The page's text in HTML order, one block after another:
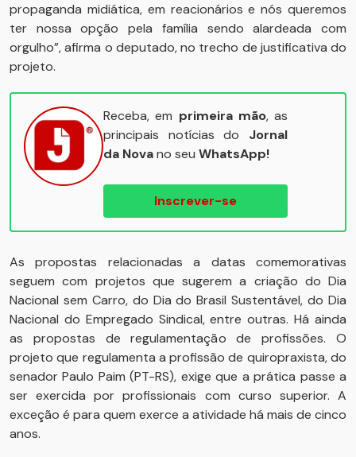
propaganda midiática, em reacionários e nós queremos
ter nossa opção pela família sendo alardeada com
orgulho”, afirma o deputado, no trecho de justificativa do
projeto.
Receba, em primeira mão, as
principais notícias do Jornal
da Novano seu WhatsApp!
Inscrever-se
As propostas relacionadas a datas comemorativas
seguem com projetos que sugerem a criação do Dia
Nacional sem Carro, do Dia do Brasil Sustentável, do Dia
Nacional do Empregado Sindical, entre outras. Há ainda
as propostas de regulamentação de profissões. O
projeto que regulamenta a profissão de quiropraxista, do
senador Paulo Paim (PT-RS), exige que a prática passe a
ser exercida por profissionais com curso superior. A
exceção é para quem exerce a atividade há mais de cinco
anos.